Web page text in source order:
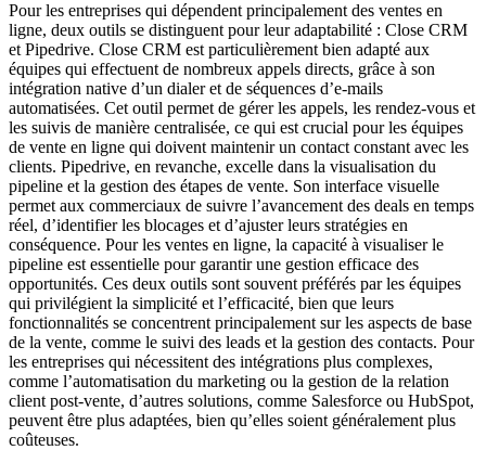
Pour les entreprises qui dépendent principalement des ventes en
ligne, deux outils se distinguent pour leur adaptabilité : Close CRM
et Pipedrive. Close CRM est particulièrement bien adapté aux
équipes qui effectuent de nombreux appels directs, grâce à son
intégration native d’un dialer et de séquences d’e-mails
automatisées. Cet outil permet de gérer les appels, les rendez-vous et
les suivis de manière centralisée, ce qui est crucial pour les équipes
de vente en ligne qui doivent maintenir un contact constant avec les
clients. Pipedrive, en revanche, excelle dans la visualisation du
pipeline et la gestion des étapes de vente. Son interface visuelle
permet aux commerciaux de suivre l’avancement des deals en temps
réel, d’identifier les blocages et d’ajuster leurs stratégies en
conséquence. Pour les ventes en ligne, la capacité à visualiser le
pipeline est essentielle pour garantir une gestion efficace des
opportunités. Ces deux outils sont souvent préférés par les équipes
qui privilégient la simplicité et l’efficacité, bien que leurs
fonctionnalités se concentrent principalement sur les aspects de base
de la vente, comme le suivi des leads et la gestion des contacts. Pour
les entreprises qui nécessitent des intégrations plus complexes,
comme l’automatisation du marketing ou la gestion de la relation
client post-vente, d’autres solutions, comme Salesforce ou HubSpot,
peuvent être plus adaptées, bien qu’elles soient généralement plus
coûteuses.